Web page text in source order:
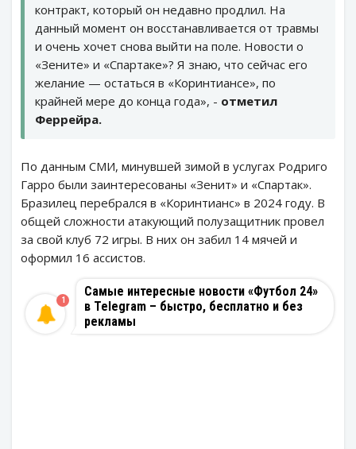
контракт, который он недавно продлил. На
данный момент он восстанавливается от травмы
и очень хочет снова выйти на поле. Новости о
«Зените» и «Спартаке»? Я знаю, что сейчас его
желание — остаться в «Коринтиансе», по
крайней мере до конца года», - отметил
Феррейра.
По данным СМИ, минувшей зимой в услугах Родриго
Гарро были заинтересованы «Зенит» и «Спартак».
Бразилец перебрался в «Коринтианс» в 2024 году. В
общей сложности атакующий полузащитник провел
за свой клуб 72 игры. В них он забил 14 мячей и
оформил 16 ассистов.
Самые интересные новости «Футбол 24»
в Telegram – быстро, бесплатно и без
рекламы
1